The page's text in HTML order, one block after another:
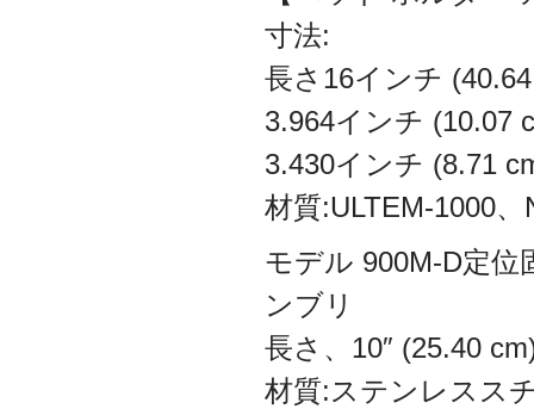
寸法:
長さ16インチ
3.964インチ (10.07
3.430インチ (8.71
材質:ULTEM-1000
モデル 900M-D定
ンブリ
長さ、10″ (25.40
材質:ステンレスス